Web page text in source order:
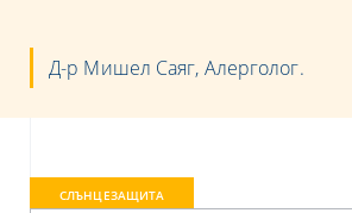
Д-р Мишел Саяг, Aлерголог.
СЛЪНЦЕЗАЩИТА